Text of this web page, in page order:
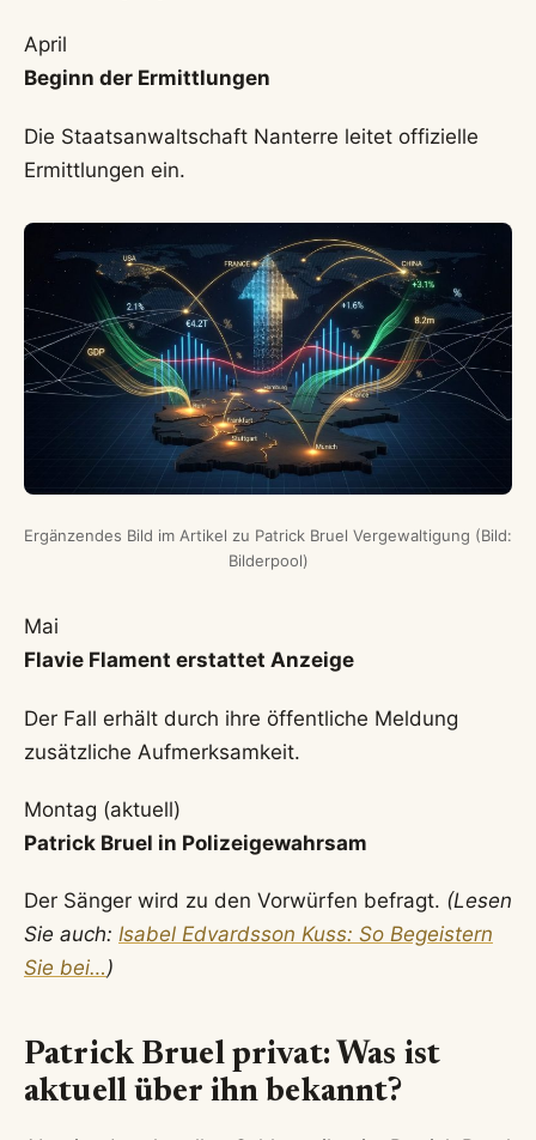
April
Beginn der Ermittlungen
Die Staatsanwaltschaft Nanterre leitet offizielle
Ermittlungen ein.
Ergänzendes Bild im Artikel zu Patrick Bruel Vergewaltigung (Bild:
Bilderpool)
Mai
Flavie Flament erstattet Anzeige
Der Fall erhält durch ihre öffentliche Meldung
zusätzliche Aufmerksamkeit.
Montag (aktuell)
Patrick Bruel in Polizeigewahrsam
Der Sänger wird zu den Vorwürfen befragt. (Lesen
Sie auch: Isabel Edvardsson Kuss: So Begeistern
Sie bei…)
Patrick Bruel privat: Was ist
aktuell über ihn bekannt?